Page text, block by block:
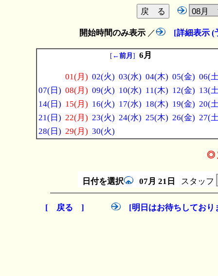
開始時間のみ表示 ／ [詳細表示 (
[ ←前月 ] 6月
01(月) 02(火) 03(水) 04(木) 05(金) 06(
07(日) 08(月) 09(火) 10(水) 11(木) 12(金) 13(
14(日) 15(月) 16(火) 17(水) 18(木) 19(金) 20(
21(日) 22(月) 23(火) 24(水) 25(木) 26(金) 27(
28(日) 29(月) 30(火)
◎
日付を選択 07月 21日 スタッフ
[ 戻る ] [明日はお待ちしてお